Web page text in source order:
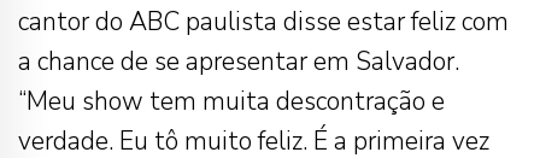
cantor do ABC paulista disse estar feliz com
a chance de se apresentar em Salvador.
“Meu show tem muita descontração e
verdade. Eu tô muito feliz. É a primeira vez